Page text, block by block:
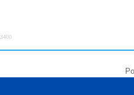
3400
Powered